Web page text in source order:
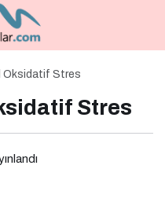
Oksidatif Stres
Stres
Stres